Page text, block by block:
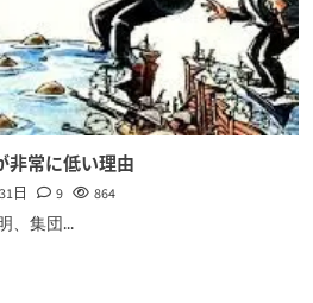
非常に低い理由
日 9 864
、集団...